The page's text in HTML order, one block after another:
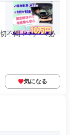
不問！✨／ ＜必
気になる